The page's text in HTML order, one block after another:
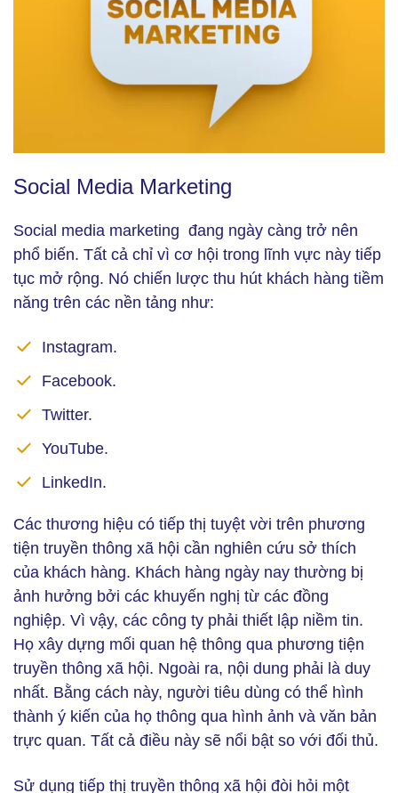
Social Media Marketing
Social media marketing đang ngày càng trở nên
phổ biến. Tất cả chỉ vì cơ hội trong lĩnh vực này tiếp
tục mở rộng. Nó chiến lược thu hút khách hàng tiềm
năng trên các nền tảng như:
Instagram.
Facebook.
Twitter.
YouTube.
LinkedIn.
Các thương hiệu có tiếp thị tuyệt vời trên phương
tiện truyền thông xã hội cần nghiên cứu sở thích
của khách hàng. Khách hàng ngày nay thường bị
ảnh hưởng bởi các khuyến nghị từ các đồng
nghiệp. Vì vậy, các công ty phải thiết lập niềm tin.
Họ xây dựng mối quan hệ thông qua phương tiện
truyền thông xã hội. Ngoài ra, nội dung phải là duy
nhất. Bằng cách này, người tiêu dùng có thể hình
thành ý kiến của họ thông qua hình ảnh và văn bản
trực quan. Tất cả điều này sẽ nổi bật so với đối thủ.
Sử dụng tiếp thị truyền thông xã hội đòi hỏi một